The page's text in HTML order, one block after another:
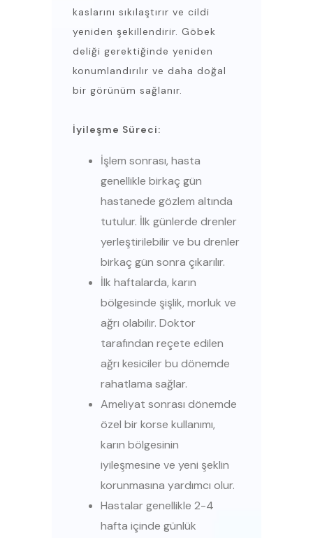
kaslarını sıkılaştırır ve cildi
yeniden şekillendirir. Göbek
deliği gerektiğinde yeniden
konumlandırılır ve daha doğal
bir görünüm sağlanır.
İyileşme Süreci:
İşlem sonrası, hasta
genellikle birkaç gün
hastanede gözlem altında
tutulur. İlk günlerde drenler
yerleştirilebilir ve bu drenler
birkaç gün sonra çıkarılır.
İlk haftalarda, karın
bölgesinde şişlik, morluk ve
ağrı olabilir. Doktor
tarafından reçete edilen
ağrı kesiciler bu dönemde
rahatlama sağlar.
Ameliyat sonrası dönemde
özel bir korse kullanımı,
karın bölgesinin
iyileşmesine ve yeni şeklin
korunmasına yardımcı olur.
Hastalar genellikle 2-4
hafta içinde günlük